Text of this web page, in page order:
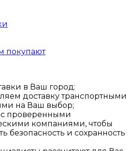
покупают
в Ваш город:
доставку транспортными
на Ваш выбор;
с проверенными
компаниями, чтобы
безопасность и сохранность